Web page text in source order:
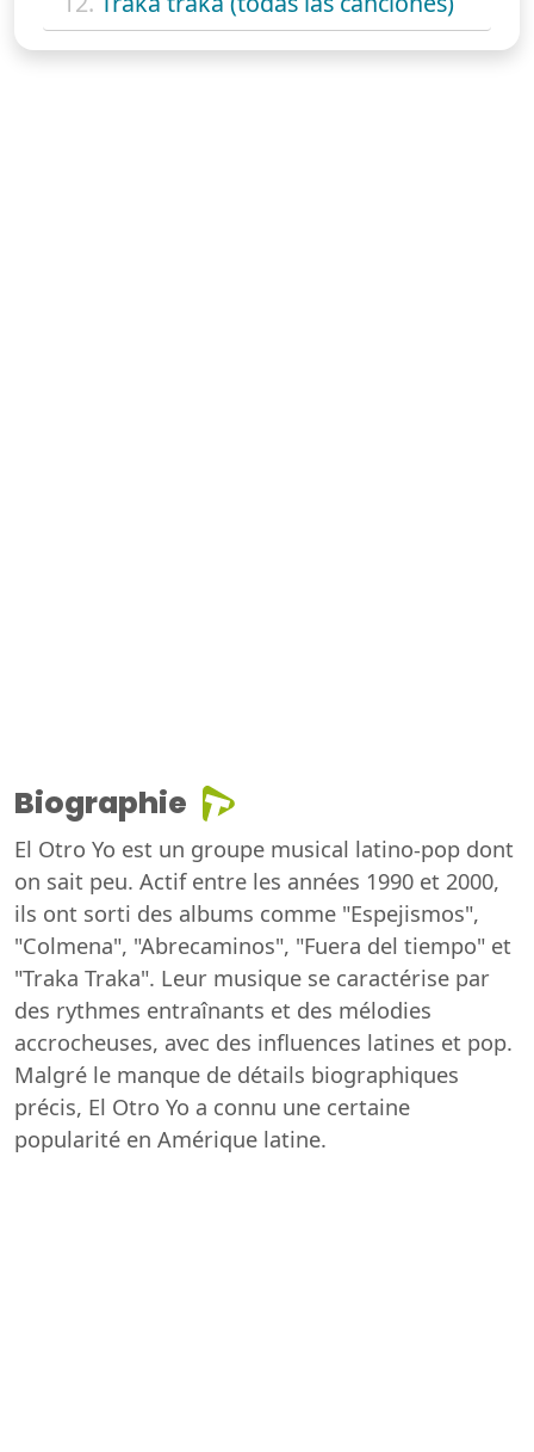
Biographie
El Otro Yo est un groupe musical latino-pop dont
on sait peu. Actif entre les années 1990 et 2000,
ils ont sorti des albums comme "Espejismos",
"Colmena", "Abrecaminos", "Fuera del tiempo" et
"Traka Traka". Leur musique se caractérise par
des rythmes entraînants et des mélodies
accrocheuses, avec des influences latines et pop.
Malgré le manque de détails biographiques
précis, El Otro Yo a connu une certaine
popularité en Amérique latine.